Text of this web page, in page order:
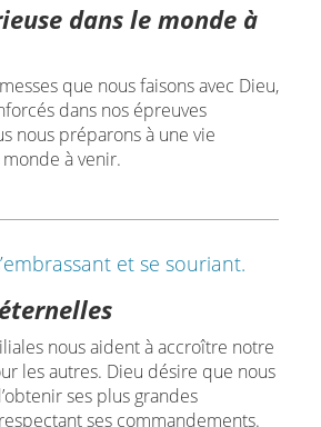
dans le monde à
que nous faisons avec Dieu,
dans nos épreuves
nous préparons à une vie
à venir.
nous aident à accroître notre
les autres. Dieu désire que nous
ses plus grandes
ses commandements.